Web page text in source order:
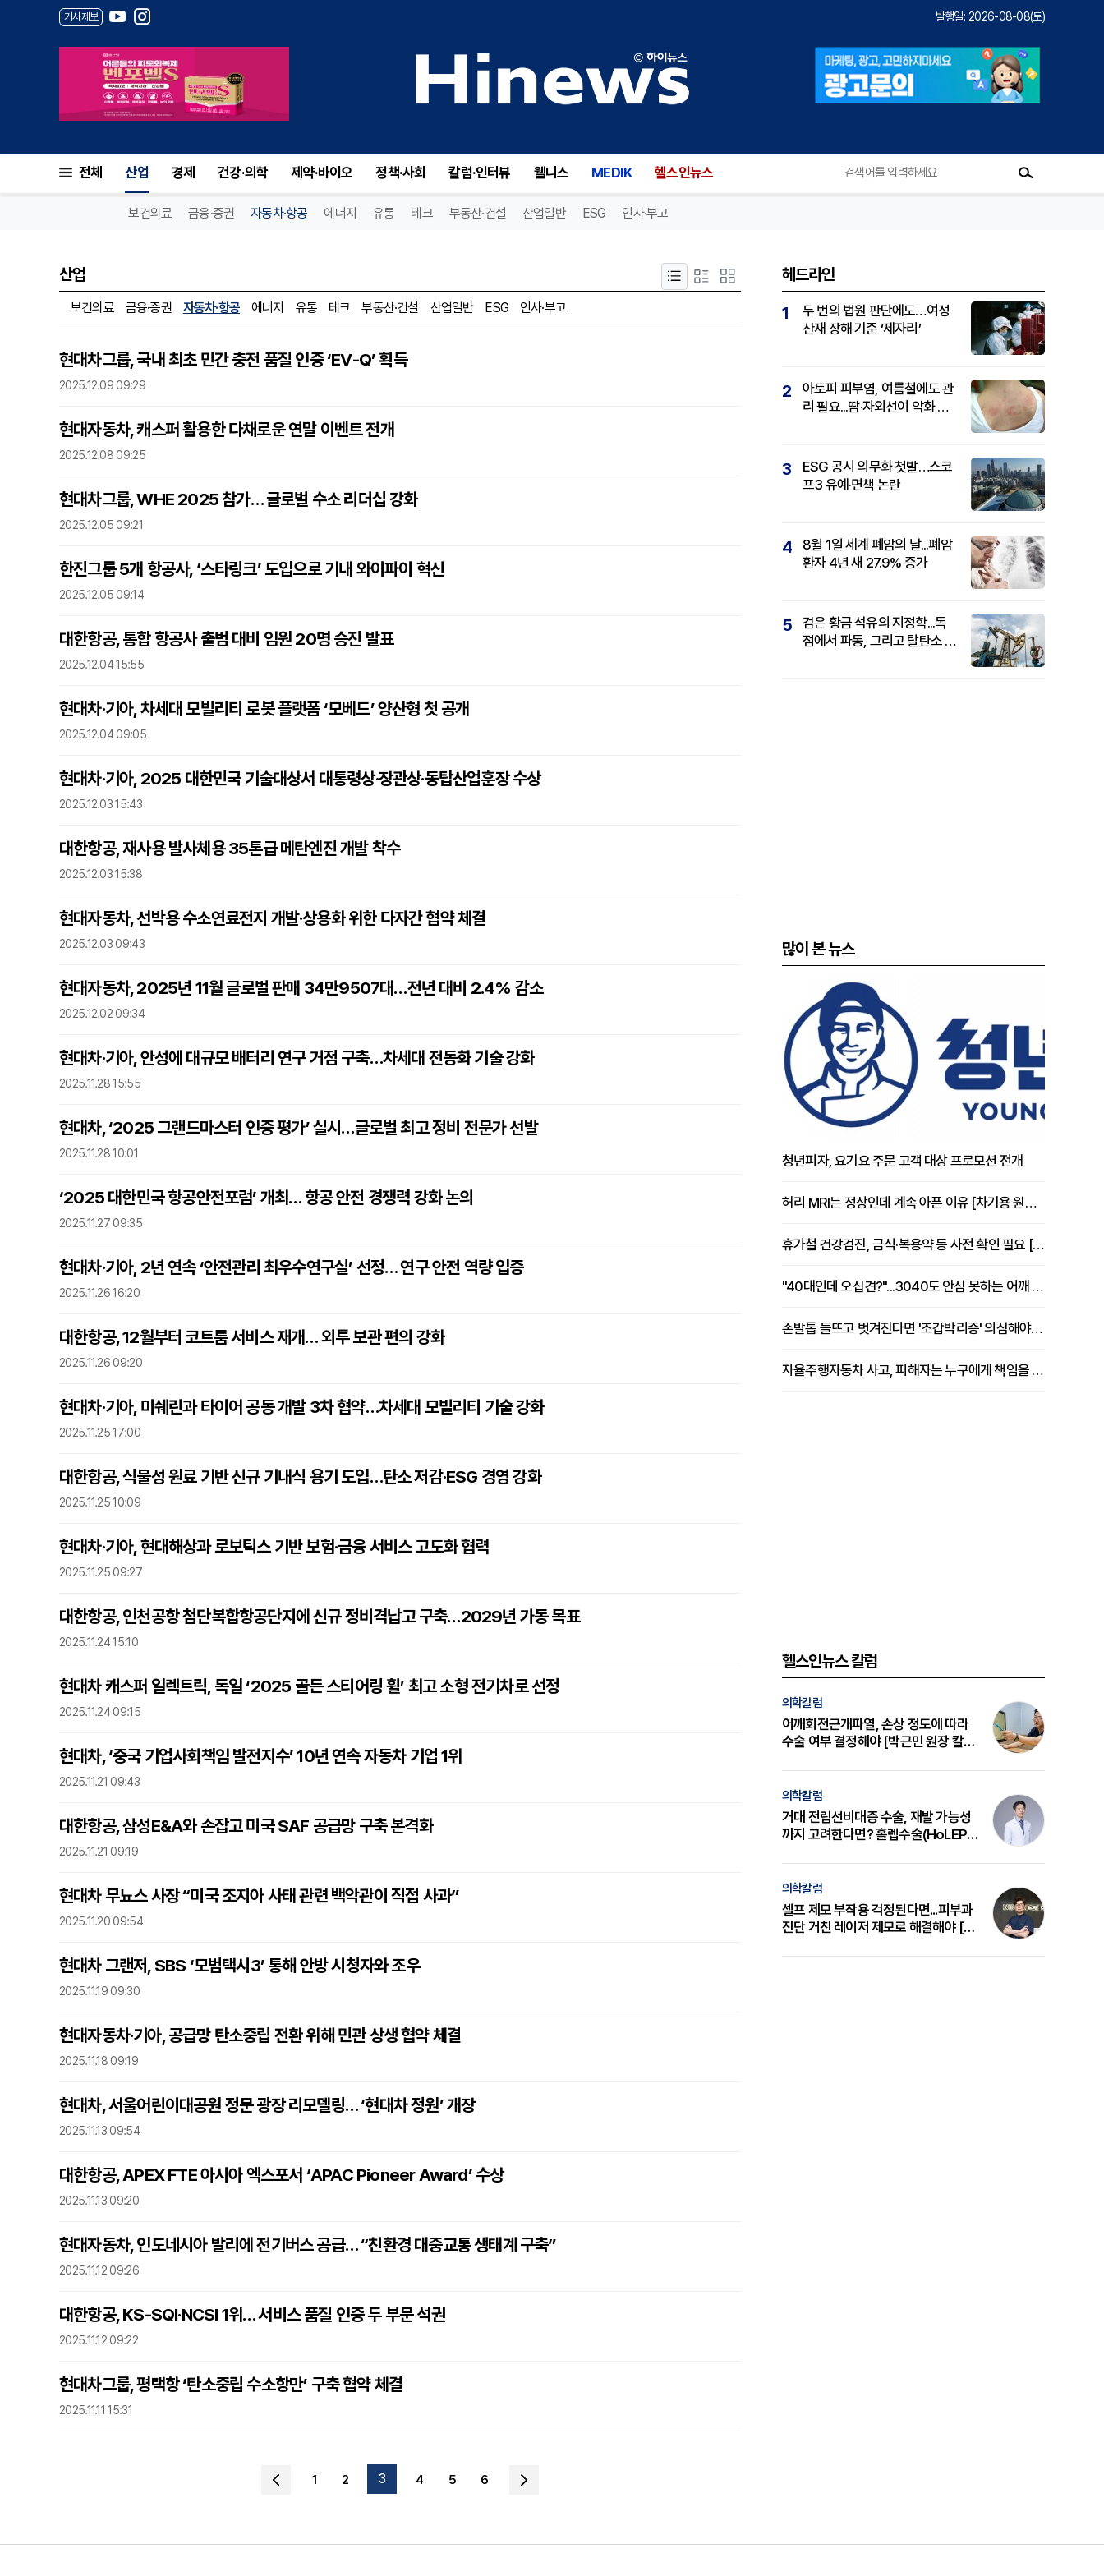
기사제보 발행일: 2026-08-08(토)
전체 산업 경제 건강·의학 제약·바이오 정책·사회 칼럼·인터뷰 웰니스 MEDIK 헬스인뉴스
보건의료 금융·증권 자동차·항공 에너지 유통 테크 부동산·건설 산업일반 ESG 인사·부고
산업
보건의료 금융·증권 자동차·항공 에너지 유통 테크 부동산·건설 산업일반 ESG 인사·부고
현대차그룹, 국내 최초 민간 충전 품질 인증 ‘EV-Q’ 획득
2025.12.09 09:29
현대자동차, 캐스퍼 활용한 다채로운 연말 이벤트 전개
2025.12.08 09:25
현대차그룹, WHE 2025 참가… 글로벌 수소 리더십 강화
2025.12.05 09:21
한진그룹 5개 항공사, ‘스타링크’ 도입으로 기내 와이파이 혁신
2025.12.05 09:14
대한항공, 통합 항공사 출범 대비 임원 20명 승진 발표
2025.12.04 15:55
현대차·기아, 차세대 모빌리티 로봇 플랫폼 ‘모베드’ 양산형 첫 공개
2025.12.04 09:05
현대차·기아, 2025 대한민국 기술대상서 대통령상·장관상·동탑산업훈장 수상
2025.12.03 15:43
대한항공, 재사용 발사체용 35톤급 메탄엔진 개발 착수
2025.12.03 15:38
현대자동차, 선박용 수소연료전지 개발·상용화 위한 다자간 협약 체결
2025.12.03 09:43
현대자동차, 2025년 11월 글로벌 판매 34만9507대…전년 대비 2.4% 감소
2025.12.02 09:34
현대차·기아, 안성에 대규모 배터리 연구 거점 구축…차세대 전동화 기술 강화
2025.11.28 15:55
현대차, ‘2025 그랜드마스터 인증 평가’ 실시…글로벌 최고 정비 전문가 선발
2025.11.28 10:01
‘2025 대한민국 항공안전포럼’ 개최… 항공 안전 경쟁력 강화 논의
2025.11.27 09:35
현대차·기아, 2년 연속 ‘안전관리 최우수연구실’ 선정… 연구 안전 역량 입증
2025.11.26 16:20
대한항공, 12월부터 코트룸 서비스 재개… 외투 보관 편의 강화
2025.11.26 09:20
현대차·기아, 미쉐린과 타이어 공동 개발 3차 협약…차세대 모빌리티 기술 강화
2025.11.25 17:00
대한항공, 식물성 원료 기반 신규 기내식 용기 도입…탄소 저감·ESG 경영 강화
2025.11.25 10:09
현대차·기아, 현대해상과 로보틱스 기반 보험·금융 서비스 고도화 협력
2025.11.25 09:27
대한항공, 인천공항 첨단복합항공단지에 신규 정비격납고 구축…2029년 가동 목표
2025.11.24 15:10
현대차 캐스퍼 일렉트릭, 독일 ‘2025 골든 스티어링 휠’ 최고 소형 전기차로 선정
2025.11.24 09:15
현대차, ‘중국 기업사회책임 발전지수’ 10년 연속 자동차 기업 1위
2025.11.21 09:43
대한항공, 삼성E&A와 손잡고 미국 SAF 공급망 구축 본격화
2025.11.21 09:19
현대차 무뇨스 사장 “미국 조지아 사태 관련 백악관이 직접 사과”
2025.11.20 09:54
현대차 그랜저, SBS ‘모범택시3’ 통해 안방 시청자와 조우
2025.11.19 09:30
현대자동차·기아, 공급망 탄소중립 전환 위해 민관 상생 협약 체결
2025.11.18 09:19
현대차, 서울어린이대공원 정문 광장 리모델링… ‘현대차 정원’ 개장
2025.11.13 09:54
대한항공, APEX FTE 아시아 엑스포서 ‘APAC Pioneer Award’ 수상
2025.11.13 09:20
현대자동차, 인도네시아 발리에 전기버스 공급… “친환경 대중교통 생태계 구축”
2025.11.12 09:26
대한항공, KS-SQI·NCSI 1위… 서비스 품질 인증 두 부문 석권
2025.11.12 09:22
현대차그룹, 평택항 ‘탄소중립 수소항만’ 구축 협약 체결
2025.11.11 15:31
1 2 3 4 5 6
헤드라인
1
두 번의 법원 판단에도…여성
산재 장해 기준 ‘제자리’
2
아토피 피부염, 여름철에도 관
리 필요...땀·자외선이 악화 요
3
ESG 공시 의무화 첫발…스코
프3 유예·면책 논란
4
8월 1일 세계 폐암의 날...폐암
환자 4년 새 27.9% 증가
5
검은 황금 석유의 지정학...독
점에서 파동, 그리고 탈탄소 패
많이 본 뉴스
청년피자, 요기요 주문 고객 대상 프로모션 전개
허리 MRI는 정상인데 계속 아픈 이유 [차기용 원장 칼럼]
휴가철 건강검진, 금식·복용약 등 사전 확인 필요 [정도감 원장 칼럼]
"40대인데 오십견?"...3040도 안심 못하는 어깨 유착성 관절낭염
손발톱 들뜨고 벗겨진다면 '조갑박리증' 의심해야 [김철윤 원장 칼럼]
자율주행자동차 사고, 피해자는 누구에게 책임을 물을 수 있을까
헬스인뉴스 칼럼
의학칼럼
어깨회전근개파열, 손상 정도에 따라
수술 여부 결정해야 [박근민 원장 칼
의학칼럼
거대 전립선비대증 수술, 재발 가능성
까지 고려한다면? 홀렙수술(HoLEP)
의학칼럼
셀프 제모 부작용 걱정된다면...피부과
진단 거친 레이저 제모로 해결해야 [변